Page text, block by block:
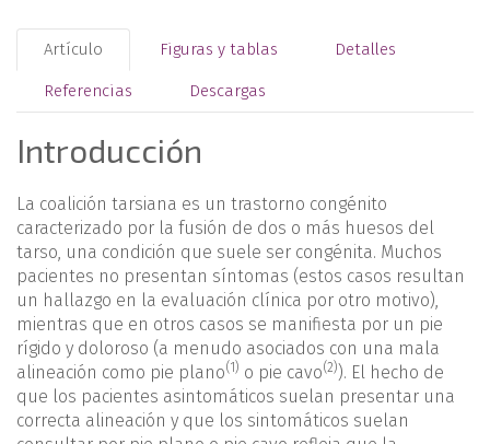
Artículo Figuras y tablas Detalles
Referencias Descargas
Introducción
La coalición tarsiana es un trastorno congénito
caracterizado por la fusión de dos o más huesos del
tarso, una condición que suele ser congénita. Muchos
pacientes no presentan síntomas (estos casos resultan
un hallazgo en la evaluación clínica por otro motivo),
mientras que en otros casos se manifiesta por un pie
rígido y doloroso (a menudo asociados con una mala
alineación como pie plano(1) o pie cavo(2)). El hecho de
que los pacientes asintomáticos suelan presentar una
correcta alineación y que los sintomáticos suelan